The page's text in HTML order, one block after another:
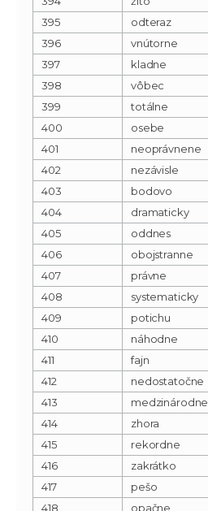
395
odteraz
396
vnútorne
397
kladne
398
vôbec
399
totálne
400
osebe
401
neoprávnene
402
nezávisle
403
bodovo
404
dramaticky
405
oddnes
406
obojstranne
407
právne
408
systematicky
409
potichu
410
náhodne
411
fajn
412
nedostatočne
413
medzinárodne
414
zhora
415
rekordne
416
zakrátko
417
pešo
418
opačne